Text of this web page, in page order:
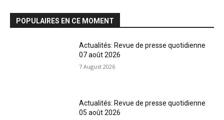
POPULAIRES EN CE MOMENT
Actualités: Revue de presse quotidienne
07 août 2026
7 August 2026
Actualités: Revue de presse quotidienne
05 août 2026